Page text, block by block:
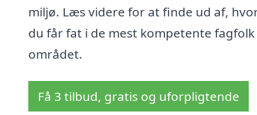
miljø. Læs videre for at finde ud af,
du får fat i de mest kompetente fagfolk
området.
Få 3 tilbud, gratis og uforpligtende